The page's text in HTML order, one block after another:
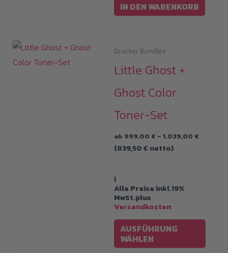
IN DEN WARENKORB
Drucker Bundles
Little Ghost +
Ghost Color
Toner-Set
ab 999,00 € – 1.039,00 €
(839,50€ netto)
i
Alle Preise inkl.19%
MwSt.plus
Versandkosten
AUSFÜHRUNG
WÄHLEN